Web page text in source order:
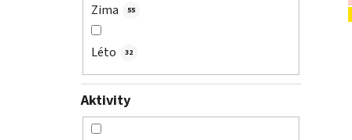
Zima 55
Léto 32
Aktivity